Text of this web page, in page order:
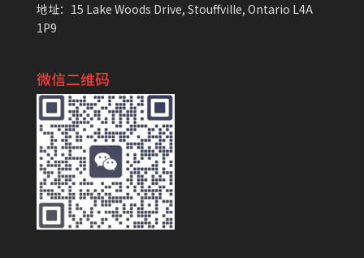
地址：15 Lake Woods Drive, Stouffville, Ontario L4A
1P9
微信二维码